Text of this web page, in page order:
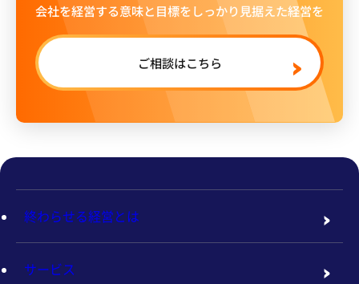
会社を経営する意味と目標をしっかり見据えた経営を
ご相談はこちら
終わらせる経営とは
サービス